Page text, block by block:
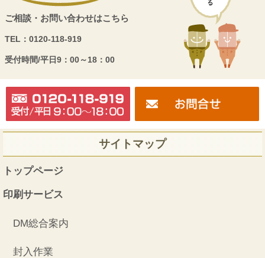
ご相談・お問い合わせはこちら
TEL： 0120-118-919
受付時間/平日9：00～18：00
サイトマップ
トップページ
印刷サービス
DM総合案内
封入作業